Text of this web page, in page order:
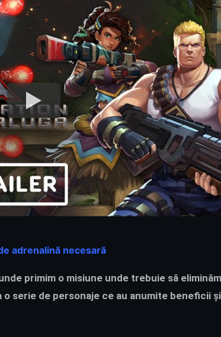
adrenalină necesară
primim o misiune unde trebuie să
serie de personaje ce au anumite beneficii